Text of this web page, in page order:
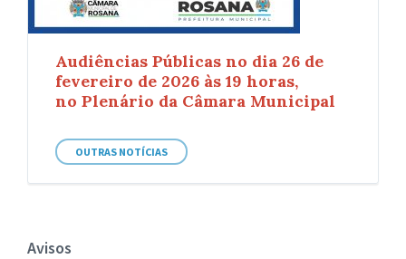
Audiências Públicas no dia 26 de
fevereiro de 2026 às 19 horas,
no Plenário da Câmara Municipal
OUTRAS NOTÍCIAS
Avisos